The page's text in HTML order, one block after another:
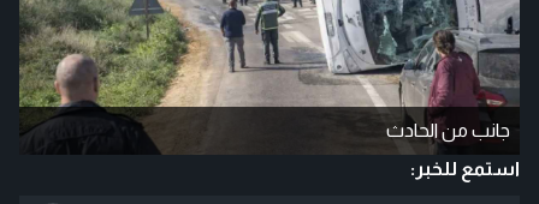
جانب من الحادث
استمع للخبر: